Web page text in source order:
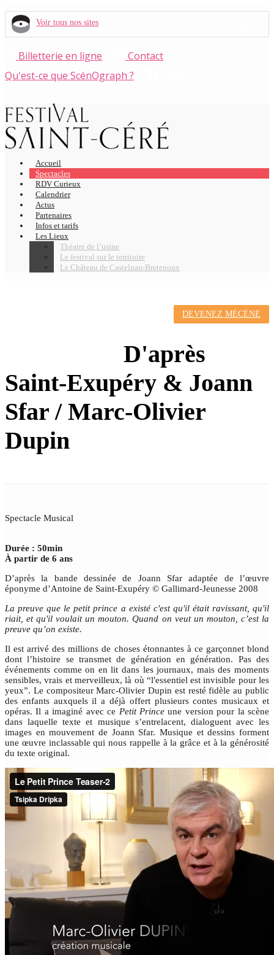
Voir tous nos sites
Billetterie en ligne
Contact
Qu'est-ce que ScénOgraph ?
Accueil
Spectacles
RDV Curieux
Calendrier
Actus
Partenaires
Infos et tarifs
Les Lieux
Théatre de l’usine
Le festival sur le territoire
Le Château de Castelnau-Bretenoux
DEVENEZ MÉCÈNE
D'après
Saint-Exupéry & Joann
Sfar / Marc-Olivier
Dupin
Spectacle Musical
Durée : 50min
À partir de 6 ans
D’après la bande dessinée de Joann Sfar adaptée de l’œuvre
éponyme d’Antoine de Saint-Exupéry © Gallimard-Jeunesse 2008
La preuve que le petit prince a existé c'est qu'il était ravissant, qu'il
riait, et qu'il voulait un mouton. Quand on veut un mouton, c’est la
preuve qu’on existe.
Il est arrivé des millions de choses étonnantes à ce garçonnet blond
dont l’histoire se transmet de génération en génération. Pas des
événements comme on en lit dans les journaux, mais des moments
sensibles, vrais et merveilleux, là où “l'essentiel est invisible pour les
yeux”. Le compositeur Marc-Olivier Dupin est resté fidèle au public
des enfants auxquels il a déjà offert plusieurs contes musicaux et
opéras. Il a imaginé avec ce Petit Princeune version pour la scène
dans laquelle texte et musique s’entrelacent, dialoguent avec les
images en mouvement de Joann Sfar. Musique et dessins forment
une œuvre inclassable qui nous rappelle à la grâce et à la générosité
du texte original.